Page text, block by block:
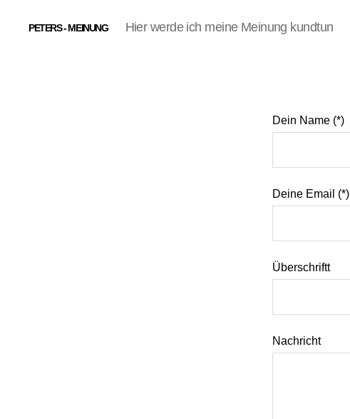
PETERS - MEINUNG Hier werde ich meine Meinung kundtun
Dein Name (*)
Deine Email (*)
Überschriftt
Nachricht